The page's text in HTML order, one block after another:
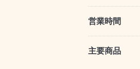
営業時間
主要商品